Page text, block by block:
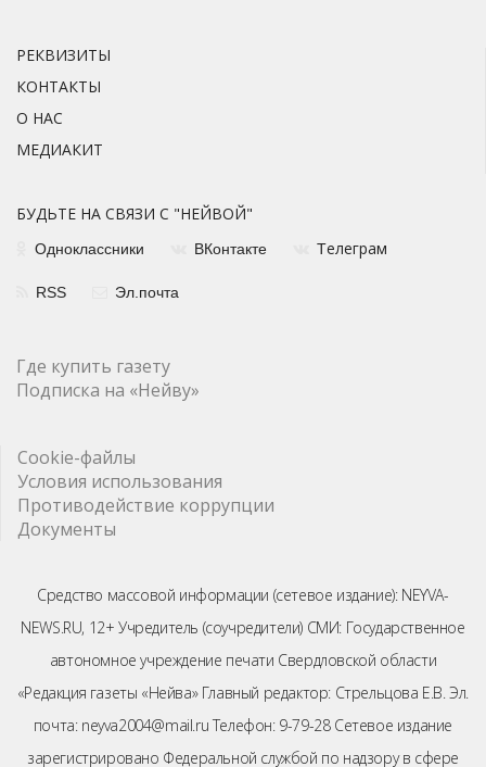
РЕКВИЗИТЫ
КОНТАКТЫ
О НАС
МЕДИАКИТ
БУДЬТЕ НА СВЯЗИ С "НЕЙВОЙ"
Одноклассники ВКонтакте Телеграм
RSS Эл.почта
Где купить газету
Подписка на «Нейву»
Cookie-файлы
Условия использования
Противодействие коррупции
Документы
Средство массовой информации (сетевое издание): NEYVA-
NEWS.RU, 12+ Учредитель (соучредители) СМИ: Государственное
автономное учреждение печати Свердловской области
«Редакция газеты «Нейва» Главный редактор: Стрельцова Е.В. Эл.
почта: neyva2004@mail.ru Телефон: 9-79-28 Сетевое издание
зарегистрировано Федеральной службой по надзору в сфере